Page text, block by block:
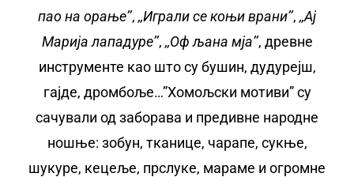
пао на орање’’, ,,Играли се коњи врани’’, ,,Ај
Марија лападуре’’, ,,Оф љана мја’’, древне
инструменте као што су бушин, дудурејш,
гајде, дромбоље…”Хомољски мотиви” су
сачували од заборава и предивне народне
ношње: зобун, тканице, чарапе, сукње,
шукуре, кецеље, прслуке, мараме и огромне